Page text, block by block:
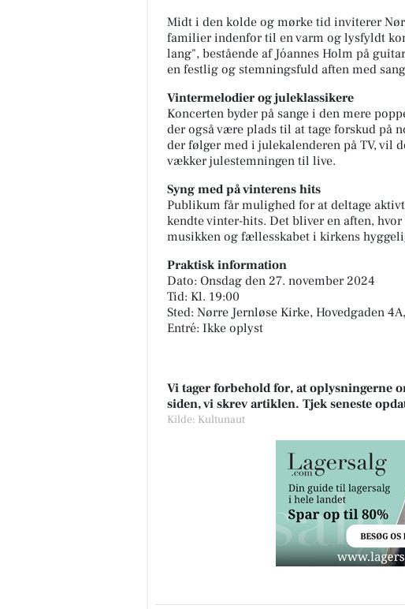
Midt i den kolde og mørke tid inviterer
familier indenfor til en varm og lysfyldt
lang", bestående af Jóannes Holm på
en festlig og stemningsfuld aften med
Vintermelodier og juleklassikere
Koncerten byder på sange i den mere
der også være plads til at tage forskud på
der følger med i julekalenderen på TV, vil
vækker julestemningen til live.
Syng med på vinterens hits
Publikum får mulighed for at deltage
kendte vinter-hits. Det bliver en aften,
musikken og fællesskabet i kirkens
Praktisk information
Dato: Onsdag den 27. november 2024
Tid: Kl. 19:00
Sted: Nørre Jernløse Kirke, Hovedgaden
Entré: Ikke oplyst
Vi tager forbehold for, at oplysningerne
siden, vi skrev artiklen. Tjek seneste
Kilde: Kultunaut